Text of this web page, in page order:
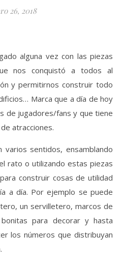
26, 2018
alguna vez con las piezas
nos conquistó a todos al
y permitirnos construir todo
Marca que a día de hoy
de jugadores/fans y que tiene
atracciones.
varios sentidos, ensamblando
rato o utilizando estas piezas
construir cosas de utilidad
a día. Por ejemplo se puede
un servilletero, marcos de
para decorar y hasta
los números que distribuyan